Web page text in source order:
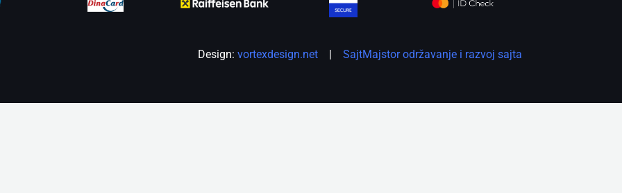
Design: vortexdesign.net | SajtMajstor održavanje i razvoj sajta